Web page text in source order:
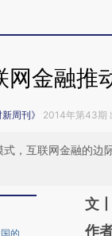
网金融推
新周刊》 2014年第43期
，互联网金融的边
的
请务必
AI
文丨
作者